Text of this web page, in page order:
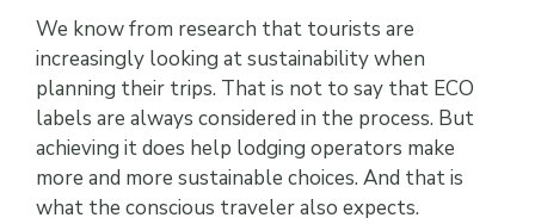
We know from research that tourists are
increasingly looking at sustainability when
planning their trips. That is not to say that ECO
labels are always considered in the process. But
achieving it does help lodging operators make
more and more sustainable choices. And that is
what the conscious traveler also expects.